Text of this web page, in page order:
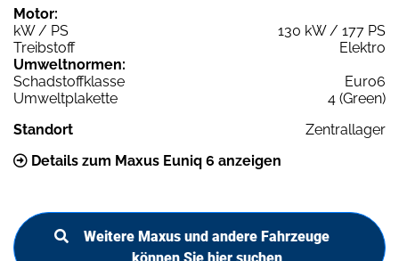
Motor:
kW / PS
130 kW / 177 PS
Treibstoff
Elektro
Umweltnormen:
Schadstoffklasse
Euro6
Umweltplakette
4 (Green)
Standort
Zentrallager
Details zum Maxus Euniq 6 anzeigen
Weitere Maxus und andere Fahrzeuge